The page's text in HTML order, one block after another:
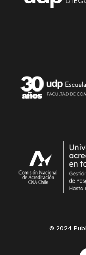
© 2024